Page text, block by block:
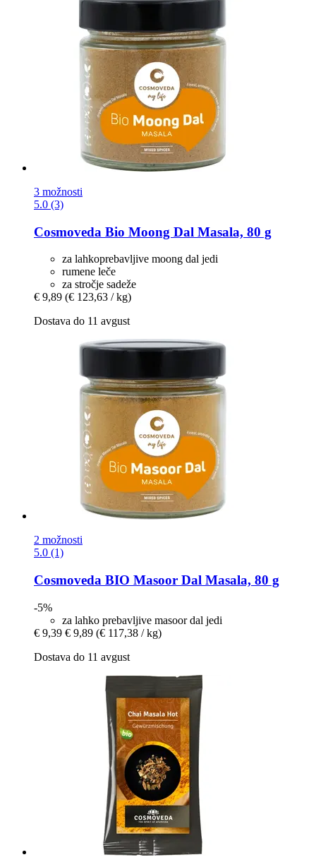
3 možnosti
5.0 (3)
Cosmoveda Bio Moong Dal Masala, 80 g
za lahkoprebavljive moong dal jedi
rumene leče
za stročje sadeže
€ 9,89 (€ 123,63 / kg)
Dostava do 11 avgust
2 možnosti
5.0 (1)
Cosmoveda BIO Masoor Dal Masala, 80 g
-5%
za lahko prebavljive masoor dal jedi
€ 9,39 € 9,89 (€ 117,38 / kg)
Dostava do 11 avgust